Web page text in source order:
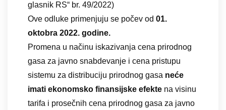
glasnik RS“ br. 49/2022)
Ove odluke primenjuju se počev od 01.
oktobra 2022. godine.
Promena u načinu iskazivanja cena prirodnog
gasa za javno snabdevanje i cena pristupu
sistemu za distribuciju prirodnog gasa neće
imati ekonomsko finansijske efekte na visinu
tarifa i prosečnih cena prirodnog gasa za javno